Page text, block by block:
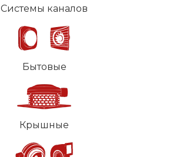
Системы каналов
Бытовые
Крышные